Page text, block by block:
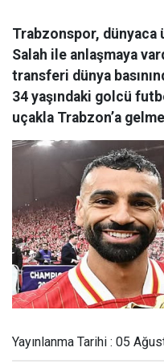
Trabzonspor, dünyaca
Salah ile anlaşmaya
transferi dünya
34 yaşındaki golcü
uçakla Trabzon’a
Yayınlanma Tarihi : 05